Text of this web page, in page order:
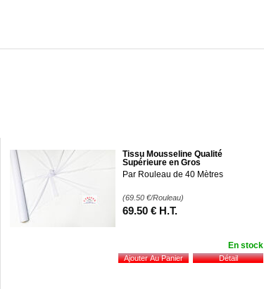
Tissu Mousseline Qualité
Supérieure en Gros
Par Rouleau de 40 Mètres
(69.50 €/Rouleau)
69.50 € H.T.
En stock